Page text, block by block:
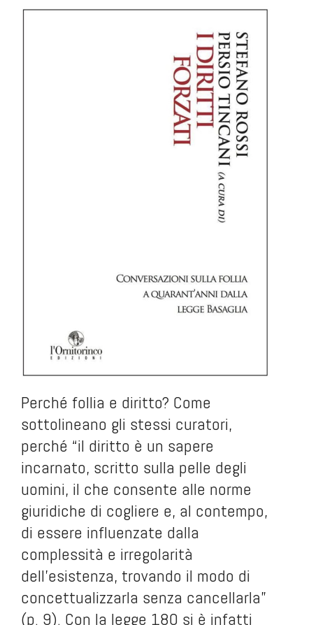
Perché follia e diritto? Come
sottolineano gli stessi curatori,
perché “il diritto è un sapere
incarnato, scritto sulla pelle degli
uomini, il che consente alle norme
giuridiche di cogliere e, al contempo,
di essere influenzate dalla
complessità e irregolarità
dell’esistenza, trovando il modo di
concettualizzarla senza cancellarla”
(p. 9). Con la legge 180 si è infatti